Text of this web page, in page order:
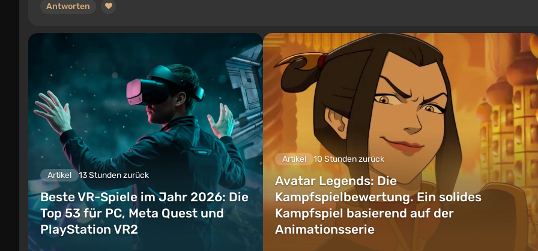
Antworten
Artikel 13 Stunden zurück
Beste VR-Spiele im Jahr 2026: Die
Top 53 für PC, Meta Quest und
PlayStation VR2
Artikel 10 Stunden zurück
Avatar Legends: Die
Kampfspielbewertung. Ein solides
Kampfspiel basierend auf der
Animationsserie